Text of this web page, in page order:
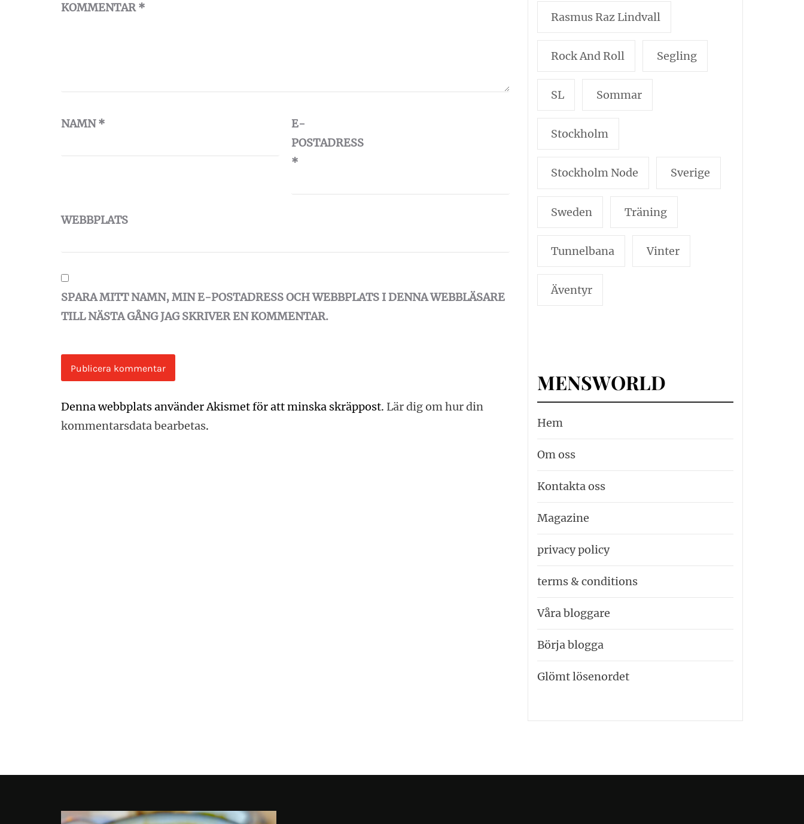
KOMMENTAR*
NAMN*
E-
POSTADRESS
*
WEBBPLATS
SPARA MITT NAMN, MIN E-POSTADRESS OCH WEBBPLATS I DENNA WEBBLÄSARE
TILL NÄSTA GÅNG JAG SKRIVER EN KOMMENTAR.
Denna webbplats använder Akismet för att minska skräppost. Lär dig om hur din
kommentarsdata bearbetas.
Rasmus Raz Lindvall
Rock And Roll Segling
SL Sommar
Stockholm
Stockholm Node Sverige
Sweden Träning
Tunnelbana Vinter
Äventyr
MENSWORLD
Hem
Om oss
Kontakta oss
Magazine
privacy policy
terms & conditions
Våra bloggare
Börja blogga
Glömt lösenordet